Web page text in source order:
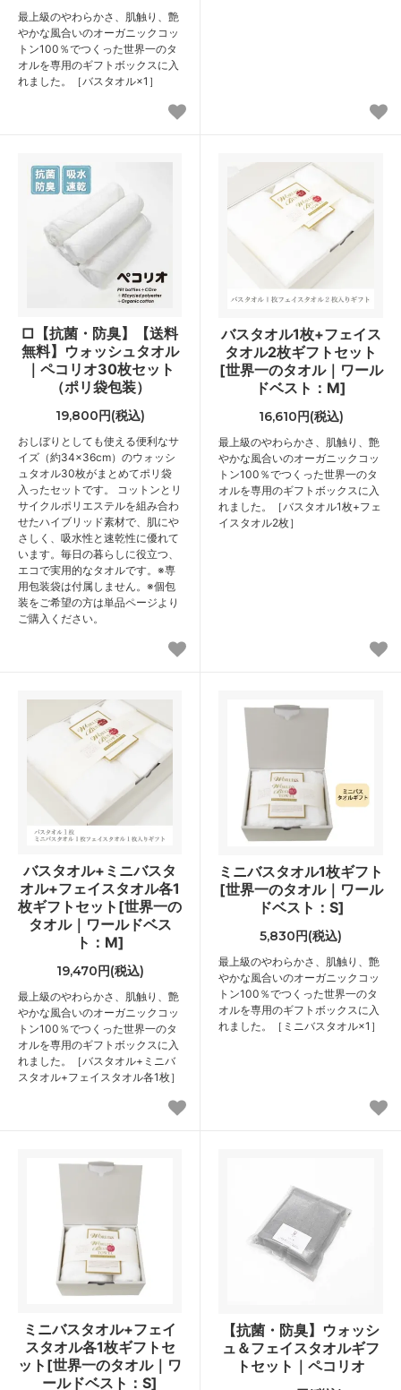
最上級のやわらかさ、肌触り、艶
やかな風合いのオーガニックコッ
トン100％でつくった世界一のタ
オルを専用のギフトボックスに入
れました。［バスタオル×1］
□【抗菌・防臭】【送料
無料】ウォッシュタオル
｜ペコリオ30枚セット
（ポリ袋包装）
19,800円(税込)
おしぼりとしても使える便利なサ
イズ（約34×36cm）のウォッシ
ュタオル30枚がまとめてポリ袋
入ったセットです。 コットンとリ
サイクルポリエステルを組み合わ
せたハイブリッド素材で、肌にや
さしく、吸水性と速乾性に優れて
います。毎日の暮らしに役立つ、
エコで実用的なタオルです。※専
用包装袋は付属しません。※個包
装をご希望の方は単品ページより
ご購入ください。
バスタオル1枚+フェイス
タオル2枚ギフトセット
[世界一のタオル｜ワール
ドベスト：M]
16,610円(税込)
最上級のやわらかさ、肌触り、艶
やかな風合いのオーガニックコッ
トン100％でつくった世界一のタ
オルを専用のギフトボックスに入
れました。［バスタオル1枚+フェ
イスタオル2枚］
バスタオル+ミニバスタ
オル+フェイスタオル各1
枚ギフトセット[世界一の
タオル｜ワールドベス
ト：M]
19,470円(税込)
最上級のやわらかさ、肌触り、艶
やかな風合いのオーガニックコッ
トン100％でつくった世界一のタ
オルを専用のギフトボックスに入
れました。［バスタオル+ミニバ
スタオル+フェイスタオル各1枚］
ミニバスタオル1枚ギフト
[世界一のタオル｜ワール
ドベスト：S]
5,830円(税込)
最上級のやわらかさ、肌触り、艶
やかな風合いのオーガニックコッ
トン100％でつくった世界一のタ
オルを専用のギフトボックスに入
れました。［ミニバスタオル×1］
ミニバスタオル+フェイ
スタオル各1枚ギフトセ
ット[世界一のタオル｜ワ
ールドベスト：S]
【抗菌・防臭】ウォッシ
ュ＆フェイスタオルギフ
トセット｜ペコリオ